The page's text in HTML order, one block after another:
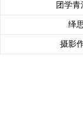
团学青
绎
摄影